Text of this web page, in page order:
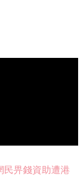
民畀錢資助遭港